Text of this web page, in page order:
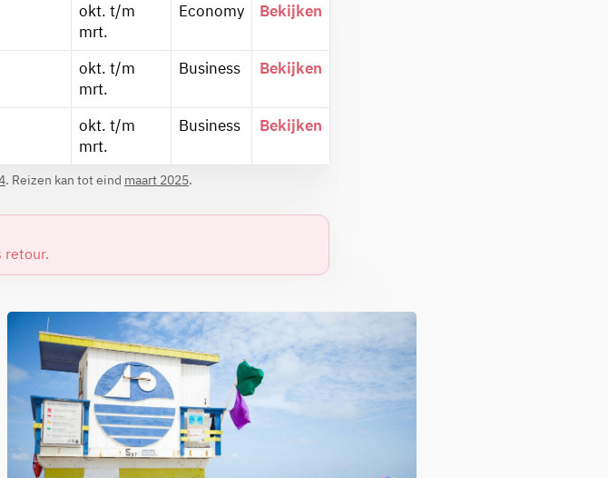
okt. t/m
mrt.
Economy Bekijken
okt. t/m
mrt.
Business Bekijken
okt. t/m
mrt.
Business Bekijken
. Reizen kan tot eind maart 2025.
retour.